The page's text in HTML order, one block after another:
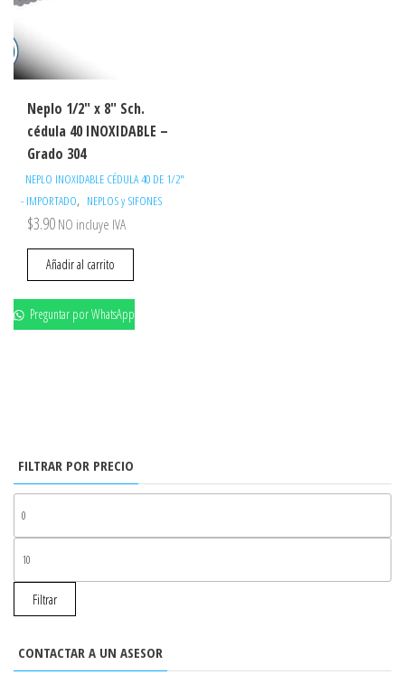
Neplo 1/2″ x 8″ Sch.
cédula 40 INOXIDABLE –
Grado 304
NEPLO INOXIDABLE CÉDULA 40 DE 1/2"
- IMPORTADO, NEPLOS y SIFONES
$3.90 NO incluye IVA
Añadir al carrito
Preguntar por WhatsApp
FILTRAR POR PRECIO
Filtrar
CONTACTAR A UN ASESOR